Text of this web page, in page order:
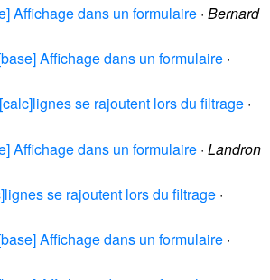
Affichage dans un formulaire · Bernard
Affichage dans un formulaire ·
se rajoutent lors du filtrage ·
Affichage dans un formulaire · Landron
se rajoutent lors du filtrage ·
Affichage dans un formulaire ·